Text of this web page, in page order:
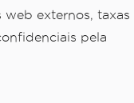
web externos, taxas
pela